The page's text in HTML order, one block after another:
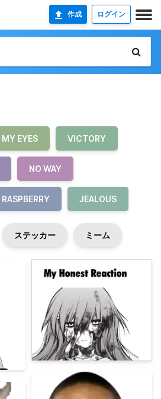
作成 ログイン
MY EYES VICTORY
NO WAY
RASPBERRY JEALOUS
ステッカー ミーム